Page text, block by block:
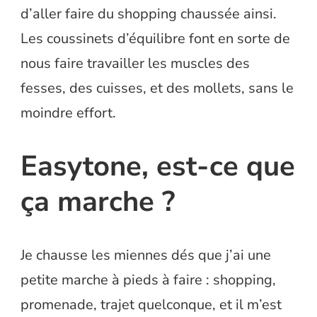
d’aller faire du shopping chaussée ainsi.
Les coussinets d’équilibre font en sorte de
nous faire travailler les muscles des
fesses, des cuisses, et des mollets, sans le
moindre effort.
Easytone, est-ce que
ça marche ?
Je chausse les miennes dés que j’ai une
petite marche à pieds à faire : shopping,
promenade, trajet quelconque, et il m’est